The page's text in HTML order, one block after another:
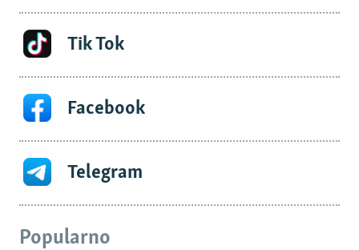
Tik Tok
Facebook
Telegram
Popularno